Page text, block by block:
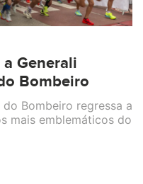
Generali
Bombeiro
Bombeiro regressa a
mais emblemáticos do